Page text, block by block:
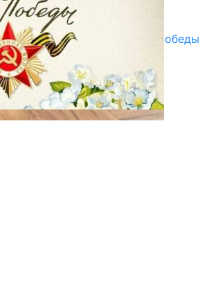
29.04.2025
Награды в преддверии Дня Победы
29.04.2025